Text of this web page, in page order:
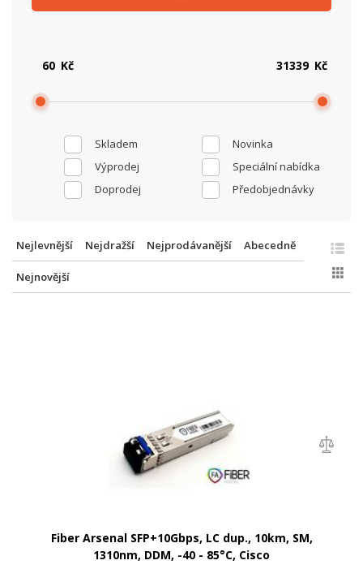
Skladem
Novinka
Výprodej
Speciální nabídka
Doprodej
Předobjednávky
Kč Kč
Nejlevnější Nejdražší Nejprodávanější Abecedně
Nejnovější
Fiber Arsenal SFP+10Gbps, LC dup., 10km, SM,
1310nm, DDM, -40 - 85°C, Cisco